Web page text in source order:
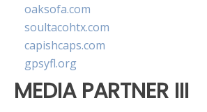
oaksofa.com
soultacohtx.com
capishcaps.com
gpsyfl.org
MEDIA PARTNER III